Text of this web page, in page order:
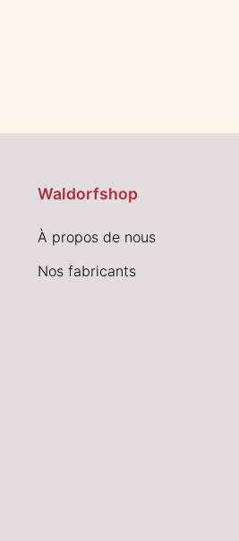
Waldorfshop
À propos de nous
Nos fabricants